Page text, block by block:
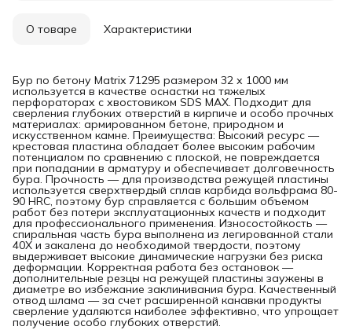
О товаре Характеристики
Бур по бетону Matrix 71295 размером 32 х 1000 мм
используется в качестве оснастки на тяжелых
перфораторах с хвостовиком SDS MAX. Подходит для
сверления глубоких отверстий в кирпиче и особо прочных
материалах: армированном бетоне, природном и
искусственном камне. Преимущества: Высокий ресурс —
крестовая пластина обладает более высоким рабочим
потенциалом по сравнению с плоской, не повреждается
при попадании в арматуру и обеспечивает долговечность
бура. Прочность — для производства режущей пластины
используется сверхтвердый сплав карбида вольфрама 80-
90 HRC, поэтому бур справляется с большим объемом
работ без потери эксплуатационных качеств и подходит
для профессионального применения. Износостойкость —
спиральная часть бура выполнена из легированной стали
40Х и закалена до необходимой твердости, поэтому
выдерживает высокие динамические нагрузки без риска
деформации. Корректная работа без остановок —
дополнительные резцы на режущей пластины заужены в
диаметре во избежание заклинивания бура. Качественный
отвод шлама — за счет расширенной канавки продукты
сверление удаляются наиболее эффективно, что упрощает
получение особо глубоких отверстий.